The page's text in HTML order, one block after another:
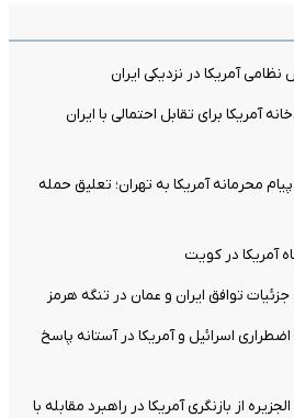
نظامی آمریکا در نزدیکی ایران
آمریکا برای تقابل احتمالی با ایران
پیام محرمانه آمریکا به تهران؛ تعلیق حمله
آمریکا در کویت
جزئیات توافق ایران و عمان در تنگه هرمز
اسرائیل و آمریکا در آستانه پاسخ
از بازنگری آمریکا در راهبرد مقابله با